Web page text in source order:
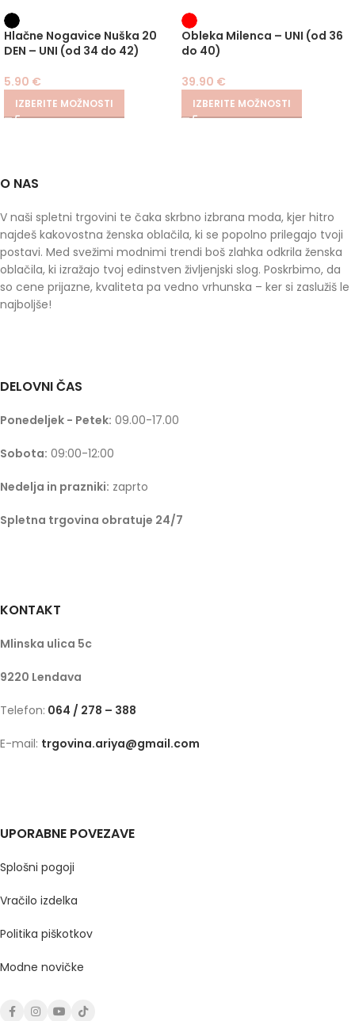
Hlačne Nogavice Nuška 20
DEN – UNI (od 34 do 42)
5.90 €
IZBERITE MOŽNOSTI
Obleka Milenca – UNI (od 36
do 40)
39.90 €
IZBERITE MOŽNOSTI
O NAS
V naši spletni trgovini te čaka skrbno izbrana moda, kjer hitro
najdeš kakovostna ženska oblačila, ki se popolno prilegajo tvoji
postavi. Med svežimi modnimi trendi boš zlahka odkrila ženska
oblačila, ki izražajo tvoj edinstven življenjski slog. Poskrbimo, da
so cene prijazne, kvaliteta pa vedno vrhunska – ker si zaslužiš le
najboljše!
DELOVNI ČAS
Ponedeljek - Petek: 09.00-17.00
Sobota: 09:00-12:00
Nedelja in prazniki: zaprto
Spletna trgovina obratuje 24/7
KONTAKT
Mlinska ulica 5c
9220 Lendava
Telefon: 064 / 278 – 388
E-mail: trgovina.ariya@gmail.com
UPORABNE POVEZAVE
Splošni pogoji
Vračilo izdelka
Politika piškotkov
Modne novičke